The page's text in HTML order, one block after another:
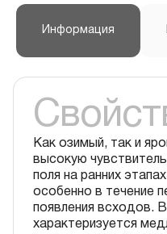
Информация
Как озимый, так и
высокую
поля на ранних
особенно в течение
появления всходов.
характеризуется